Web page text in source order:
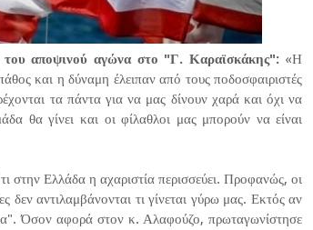
αποψινού αγώνα στο "Γ. Καραϊσκάκης":«Η
και η δύναμη έλειπαν από τους ποδοσφαιριστές
τα πάντα για να μας δίνουν χαρά και όχι να
θα γίνει και οι φίλαθλοι μας μπορούν να είναι
στην Ελλάδα η αχαριστία περισσεύει. Προφανώς, οι
δεν αντιλαμβάνονται τι γίνεται γύρω μας. Εκτός αν
Όσον αφορά στον κ. Αλαφούζο, πρωταγωνίστησε